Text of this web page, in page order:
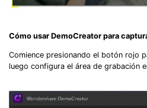
Cómo usar DemoCreator para
Comience presionando el botón rojo
luego configura el área de grabación